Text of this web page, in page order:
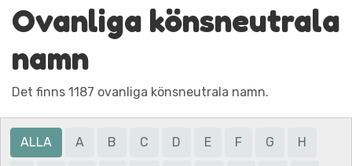
Ovanliga könsneutrala
namn
Det finns 1187 ovanliga könsneutrala namn.
ALLA A B C D E F G H